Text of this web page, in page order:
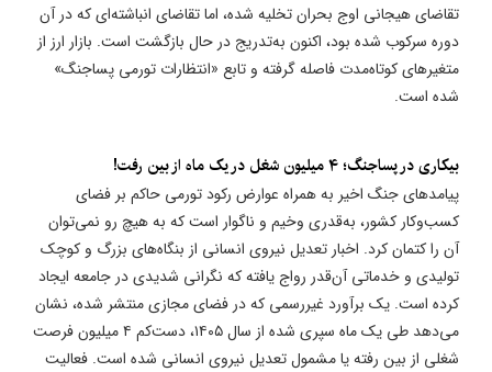
تقاضای هیجانی اوج بحران تخلیه شده، اما تقاضای انباشته‌ای که در آن
دوره سرکوب شده بود، اکنون به‌تدریج در حال بازگشت است. بازار ارز از
متغیرهای کوتاه‌مدت فاصله گرفته و تابع «انتظارات تورمی پساجنگ»
شده است.
بیکاری در پساجنگ؛ ۴ میلیون شغل در یک ماه از بین رفت!
پیامدهای جنگ اخیر به همراه عوارض رکود تورمی حاکم بر فضای
کسب‌وکار کشور، به‌قدری وخیم و ناگوار است که به هیچ رو نمی‌توان
آن را کتمان کرد. اخبار تعدیل نیروی انسانی از بنگاه‌های بزرگ و کوچک
تولیدی و خدماتی آن‌قدر رواج یافته که نگرانی شدیدی در جامعه ایجاد
کرده است. یک برآورد غیررسمی که در فضای مجازی منتشر شده، نشان
می‌دهد طی یک ماه سپری شده از سال ۱۴۰۵، دست‌کم ۴ میلیون فرصت
شغلی از بین رفته یا مشمول تعدیل نیروی انسانی شده است. فعالیت